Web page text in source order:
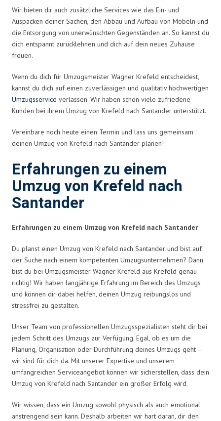
Wir bieten dir auch zusätzliche Services wie das Ein- und
Auspacken deiner Sachen, den Abbau und Aufbau von Möbeln und
die Entsorgung von unerwünschten Gegenständen an. So kannst du
dich entspannt zurücklehnen und dich auf dein neues Zuhause
freuen.
Wenn du dich für Umzugsmeister Wagner Krefeld entscheidest,
kannst du dich auf einen zuverlässigen und qualitativ hochwertigen
Umzugsservice verlassen. Wir haben schon viele zufriedene
Kunden bei ihrem Umzug von Krefeld nach Santander unterstützt.
Vereinbare noch heute einen Termin und lass uns gemeinsam
deinen Umzug von Krefeld nach Santander planen!
Erfahrungen zu einem
Umzug von Krefeld nach
Santander
Erfahrungen zu einem Umzug von Krefeld nach Santander
Du planst einen Umzug von Krefeld nach Santander und bist auf
der Suche nach einem kompetenten Umzugsunternehmen? Dann
bist du bei Umzugsmeister Wagner Krefeld aus Krefeld genau
richtig! Wir haben langjährige Erfahrung im Bereich des Umzugs
und können dir dabei helfen, deinen Umzug reibungslos und
stressfrei zu gestalten.
Unser Team von professionellen Umzugsspezialisten steht dir bei
jedem Schritt des Umzugs zur Verfügung. Egal, ob es um die
Planung, Organisation oder Durchführung deines Umzugs geht –
wir sind für dich da. Mit unserer Expertise und unserem
umfangreichen Serviceangebot können wir sicherstellen, dass dein
Umzug von Krefeld nach Santander ein großer Erfolg wird.
Wir wissen, dass ein Umzug sowohl physisch als auch emotional
anstrengend sein kann. Deshalb arbeiten wir hart daran, dir den